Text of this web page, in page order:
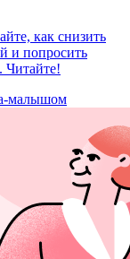
как снизить
и попросить
Читайте!
малышом